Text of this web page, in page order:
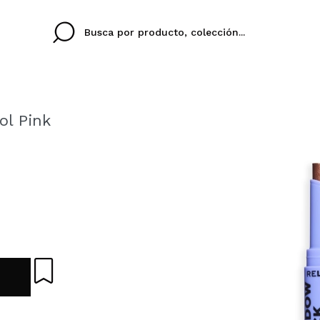
No tengo cuenta
Al crear una cuenta
rápidamente, revisar
IDIOMA
Pink
Ines